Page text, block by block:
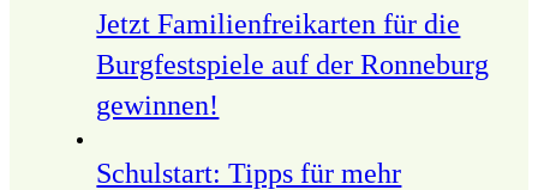
Jetzt Familienfreikarten für die
Burgfestspiele auf der Ronneburg
gewinnen!
Schulstart: Tipps für mehr